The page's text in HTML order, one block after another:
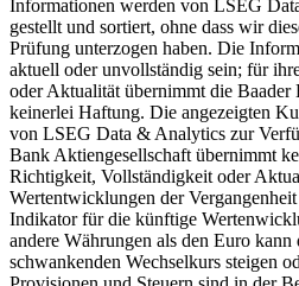
Informationen werden von LSEG
gestellt und sortiert, ohne dass wir
Prüfung unterzogen haben. Die
aktuell oder unvollständig sein; für
oder Aktualität übernimmt die Baader
keinerlei Haftung. Die angezeigten
von LSEG Data & Analytics zur
Bank Aktiengesellschaft übernimmt
Richtigkeit, Vollständigkeit oder
Wertentwicklungen der
Indikator für die künftige
andere Währungen als den Euro
schwankenden Wechselkurs steigen